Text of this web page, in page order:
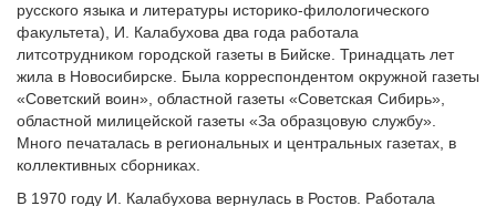
русского языка и литературы историко-филологического
факультета), И. Калабухова два года работала
литсотрудником городской газеты в Бийске. Тринадцать лет
жила в Новосибирске. Была корреспондентом окружной газеты
«Советский воин», областной газеты «Советская Сибирь»,
областной милицейской газеты «За образцовую службу».
Много печаталась в региональных и центральных газетах, в
коллективных сборниках.
В 1970 году И. Калабухова вернулась в Ростов. Работала